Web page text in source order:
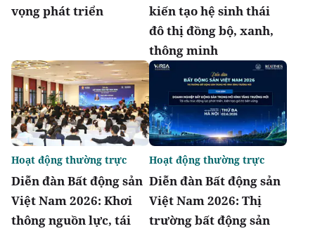
vọng phát triển
kiến tạo hệ sinh thái
đô thị đồng bộ, xanh,
thông minh
Diễn đàn Bất động sản
Việt Nam 2026: Khơi
thông nguồn lực, tái
Hoạt động thường trực
Diễn đàn Bất động sản
Việt Nam 2026: Thị
trường bất động sản
Hoạt động thường trực